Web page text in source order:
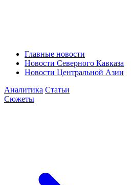
Главные новости
Новости Северного Кавказа
Новости Центральной Азии
Аналитика Статьи
Сюжеты